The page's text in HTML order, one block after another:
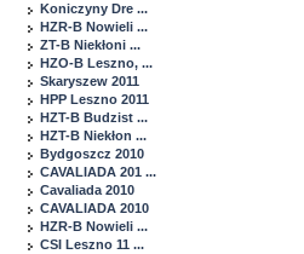
Koniczyny Dre ...
HZR-B Nowieli ...
ZT-B Niekłoni ...
HZO-B Leszno, ...
Skaryszew 2011
HPP Leszno 2011
HZT-B Budzist ...
HZT-B Niekłon ...
Bydgoszcz 2010
CAVALIADA 201 ...
Cavaliada 2010
CAVALIADA 2010
HZR-B Nowieli ...
CSI Leszno 11 ...